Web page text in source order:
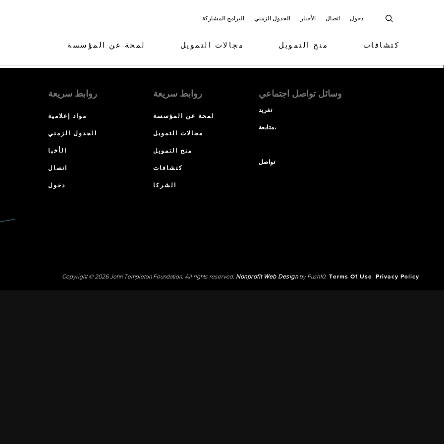
البرامج المشاركة الجدول الزمني الأخبار اتصال دخول
لمحة عن المؤسسة مجالات التمويل منح التمويل كتشافات
روابط سريعة
مواد إعلامية
الجدول الزمني
الأخبا
اتصال
دخول
روابط سريعة
لمحة عن المؤسسة
مجالات التمويل
منح التمويل
كتشافات
الشركا
وسائل تواصل اجتماعي
تغريد
متابعة،
تواصل
Copyright © 2026 John Templeton Foundation. All rights reserved. Nonprofit Web Designby Push10. Terms Of Use Privacy Policy